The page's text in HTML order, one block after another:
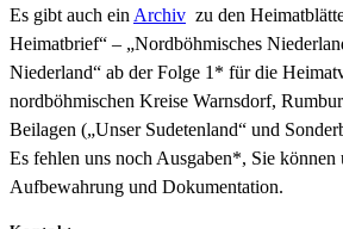
Es gibt auch ein Archiv zu den
Heimatbrief“ – „Nordböhmisches
Niederland“ ab der Folge 1* für die
nordböhmischen Kreise Warnsdorf,
Beilagen („Unser Sudetenland“ und
Es fehlen uns noch Ausgaben*, Sie können
Aufbewahrung und Dokumentation.